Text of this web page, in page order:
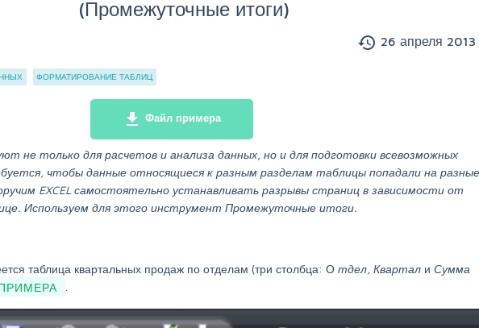
(Промежуточные итоги)
history 26 апреля 2013
ФОРМАТИРОВАНИЕ ТАБЛИЦ
file_download Файл примера
не только для расчетов и анализа данных, но и для подготовки всевозможных
чтобы данные относящиеся к разным разделам таблицы попадали на разные
EXCEL самостоятельно устанавливать разрывы страниц в зависимости от
Используем для этого инструмент Промежуточные итоги.
таблица квартальных продаж по отделам (три столбца: О тдел, Квартал и Сумма